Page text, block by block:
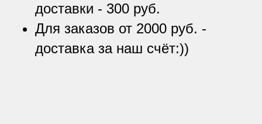
доставки - 300 руб.
Для заказов от 2000 руб. -
доставка за наш счёт:))